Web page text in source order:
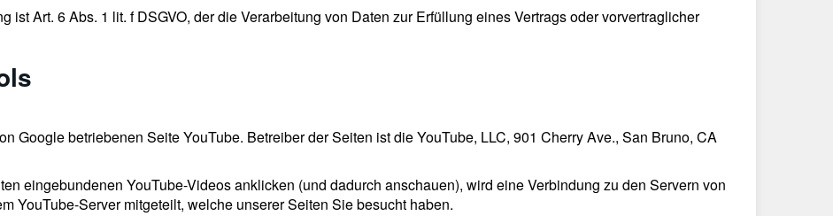
ist Art. 6 Abs. 1 lit. f DSGVO, der die Verarbeitung von Daten zur Erfüllung eines Vertrags oder vorvertraglicher
Google betriebenen Seite YouTube. Betreiber der Seiten ist die YouTube, LLC, 901 Cherry Ave., San Bruno, CA
eingebundenen YouTube-Videos anklicken (und dadurch anschauen), wird eine Verbindung zu den Servern von
YouTube-Server mitgeteilt, welche unserer Seiten Sie besucht haben.